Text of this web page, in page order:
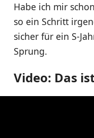
Habe ich mir
so ein Schritt
sicher für ein S-
Sprung.
Video: Das